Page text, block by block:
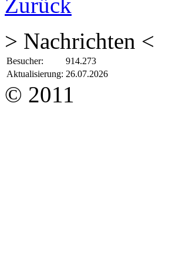
> Nachrichten <
Besucher:
914.273
Aktualisierung: 26.07.2026
© 2011